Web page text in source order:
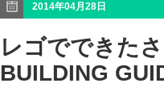
2014年04月28日
レゴでできた
BUILDING